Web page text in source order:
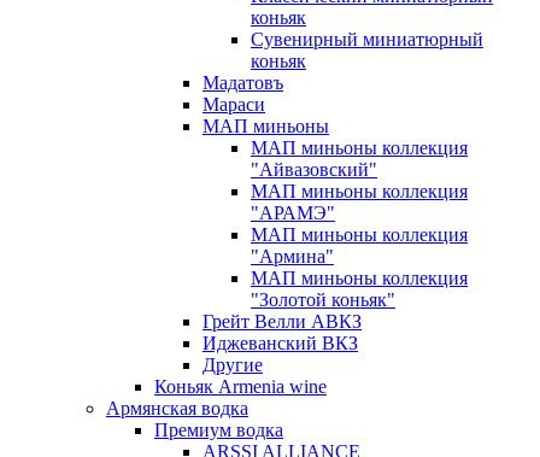
коньяк
Сувенирный миниатюрный
коньяк
Мадатовъ
Мараси
МАП миньоны
МАП миньоны коллекция
"Айвазовский"
МАП миньоны коллекция
"АРАМЭ"
МАП миньоны коллекция
"Армина"
МАП миньоны коллекция
"Золотой коньяк"
Грейт Велли АВКЗ
Иджеванский ВКЗ
Другие
Коньяк Armenia wine
Армянская водка
Премиум водка
ARSSI ALLIANCE